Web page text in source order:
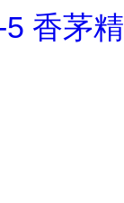
香茅精